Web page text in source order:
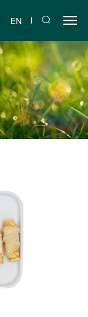
EN